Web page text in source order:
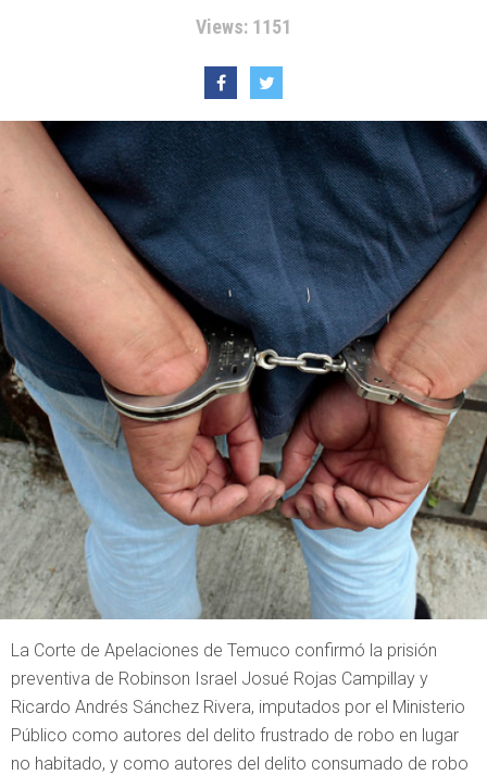
Views: 1151
La Corte de Apelaciones de Temuco confirmó la prisión
preventiva de Robinson Israel Josué Rojas Campillay y
Ricardo Andrés Sánchez Rivera, imputados por el Ministerio
Público como autores del delito frustrado de robo en lugar
no habitado, y como autores del delito consumado de robo